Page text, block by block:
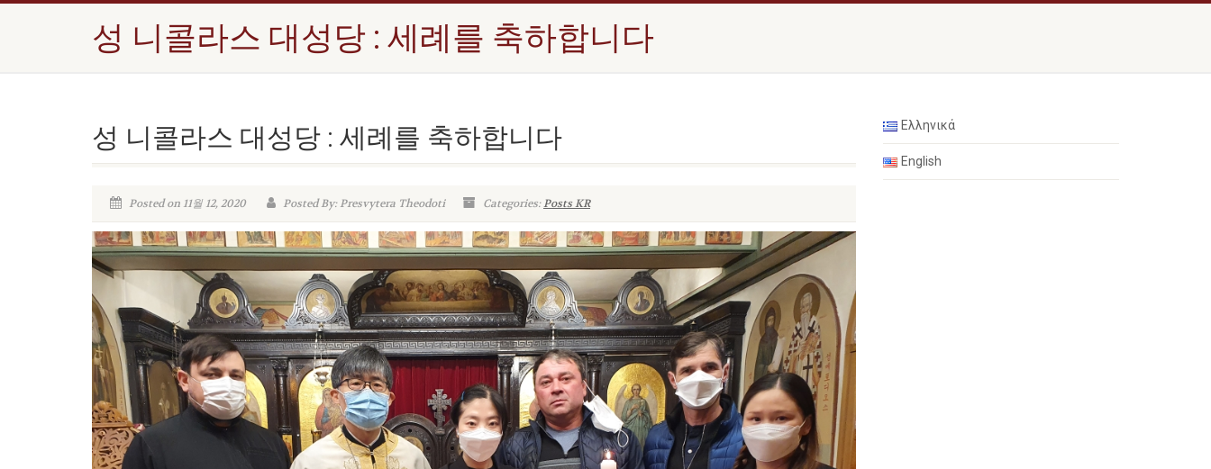
성 니콜라스 대성당 : 세례를 축하합니다
성 니콜라스 대성당 : 세례를 축하합니다
Posted on 11월 12, 2020 Posted By: Presvytera Theodoti Categories:Posts KR
Ελληνικά
English